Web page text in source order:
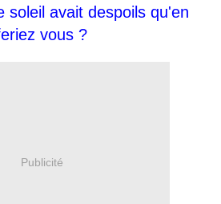
soleil avait despoils qu'en
vous ?
Publicité